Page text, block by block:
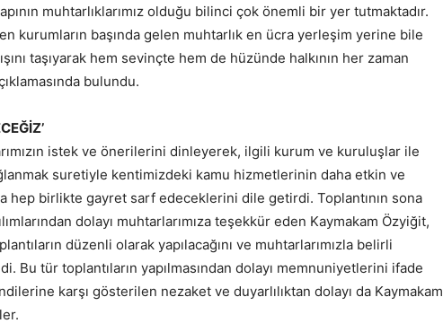
muhtarlıklarımız olduğu bilinci çok önemli bir yer tutmaktadır.
kurumların başında gelen muhtarlık en ücra yerleşim yerine bile
taşıyarak hem sevinçte hem de hüzünde halkının her zaman
bulundu.
istek ve önerilerini dinleyerek, ilgili kurum ve kuruluşlar ile
suretiyle kentimizdeki kamu hizmetlerinin daha etkin ve
hep birlikte gayret sarf edeceklerini dile getirdi. Toplantının sona
dolayı muhtarlarımıza teşekkür eden Kaymakam Özyiğit,
düzenli olarak yapılacağını ve muhtarlarımızla belirli
Bu tür toplantıların yapılmasından dolayı memnuniyetlerini ifade
karşı gösterilen nezaket ve duyarlılıktan dolayı da Kaymakam